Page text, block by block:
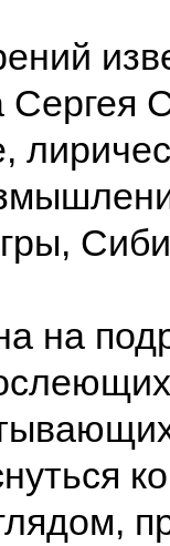
Сергея
на